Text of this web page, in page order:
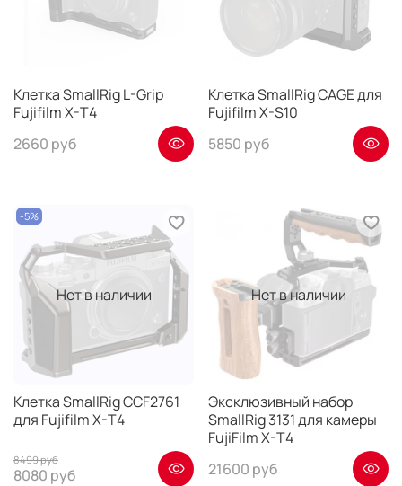
Клетка SmallRig L-Grip
Fujifilm X-T4
2660 руб
Клетка SmallRig CAGE для
Fujifilm X-S10
5850 руб
Нет в наличии
-5%
Клетка SmallRig CCF2761
для Fujifilm X-T4
8499 руб
8080 руб
Нет в наличии
Эксклюзивный набор
SmallRig 3131 для камеры
FujiFilm X-T4
21600 руб